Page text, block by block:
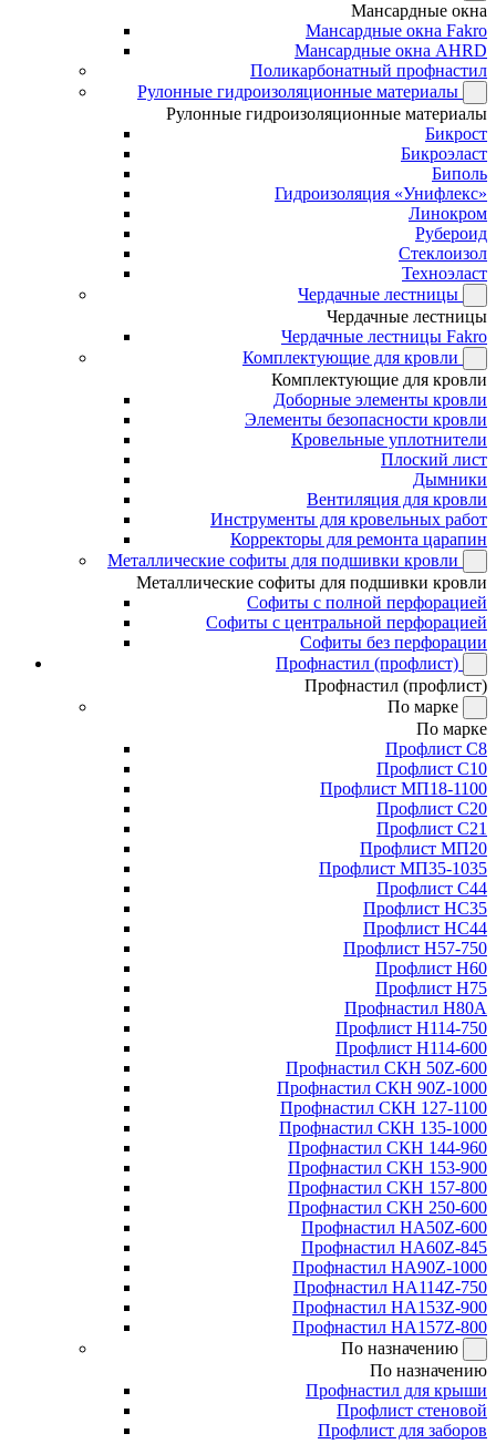
Мансардные окна
Мансардные окна Fakro
Мансардные окна AHRD
Поликарбонатный профнастил
Рулонные гидроизоляционные материалы
Рулонные гидроизоляционные материалы
Бикрост
Бикроэласт
Биполь
Гидроизоляция «Унифлекс»
Линокром
Рубероид
Стеклоизол
Техноэласт
Чердачные лестницы
Чердачные лестницы
Чердачные лестницы Fakro
Комплектующие для кровли
Комплектующие для кровли
Доборные элементы кровли
Элементы безопасности кровли
Кровельные уплотнители
Плоский лист
Дымники
Вентиляция для кровли
Инструменты для кровельных работ
Корректоры для ремонта царапин
Металлические софиты для подшивки кровли
Металлические софиты для подшивки кровли
Софиты с полной перфорацией
Софиты с центральной перфорацией
Софиты без перфорации
Профнастил (профлист)
Профнастил (профлист)
По марке
По марке
Профлист С8
Профлист С10
Профлист МП18-1100
Профлист С20
Профлист С21
Профлист МП20
Профлист МП35-1035
Профлист С44
Профлист НС35
Профлист НС44
Профлист Н57-750
Профлист Н60
Профлист Н75
Профнастил Н80А
Профлист Н114-750
Профлист Н114-600
Профнастил СКН 50Z-600
Профнастил СКН 90Z-1000
Профнастил СКН 127-1100
Профнастил СКН 135-1000
Профнастил СКН 144-960
Профнастил СКН 153-900
Профнастил СКН 157-800
Профнастил СКН 250-600
Профнастил НА50Z-600
Профнастил НА60Z-845
Профнастил НА90Z-1000
Профнастил НА114Z-750
Профнастил НА153Z-900
Профнастил НА157Z-800
По назначению
По назначению
Профнастил для крыши
Профлист стеновой
Профлист для заборов